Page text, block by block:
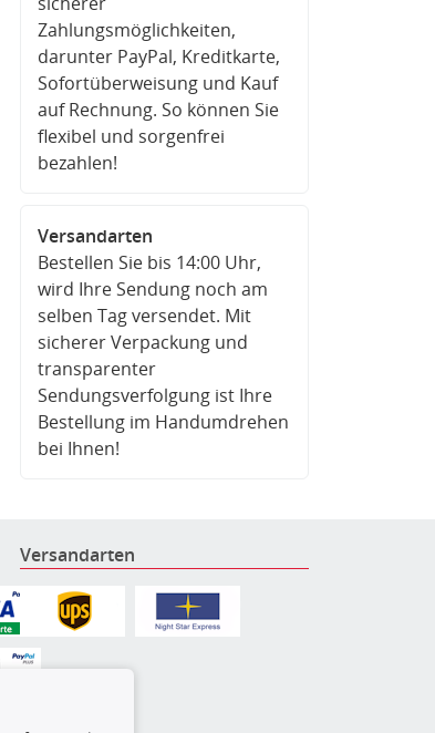
Zahlungsmöglichkeiten,
darunter PayPal, Kreditkarte,
Sofortüberweisung und Kauf
auf Rechnung. So können Sie
flexibel und sorgenfrei
bezahlen!
Versandarten
Bestellen Sie bis 14:00 Uhr,
wird Ihre Sendung noch am
selben Tag versendet. Mit
sicherer Verpackung und
transparenter
Sendungsverfolgung ist Ihre
Bestellung im Handumdrehen
bei Ihnen!
Versandarten